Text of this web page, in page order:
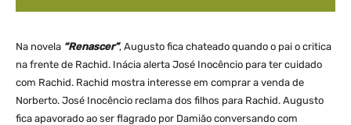
Na novela “Renascer”, Augusto fica chateado quando o pai o critica
na frente de Rachid. Inácia alerta José Inocêncio para ter cuidado
com Rachid. Rachid mostra interesse em comprar a venda de
Norberto. José Inocêncio reclama dos filhos para Rachid. Augusto
fica apavorado ao ser flagrado por Damião conversando com